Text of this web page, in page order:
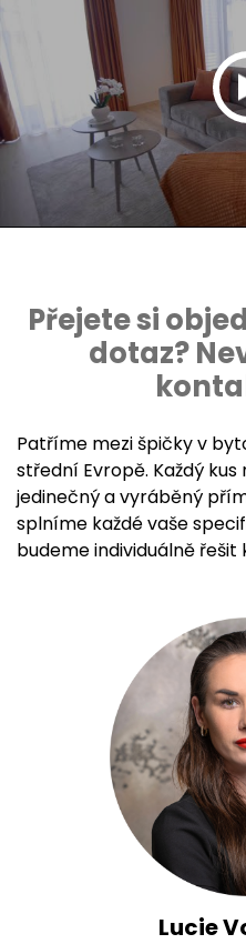
Přejete si
dotaz?
Patříme mezi špičky v
střední Evropě. Každý
jedinečný a vyráběný
splníme každé vaše
budeme individuálně řešit
Lucie